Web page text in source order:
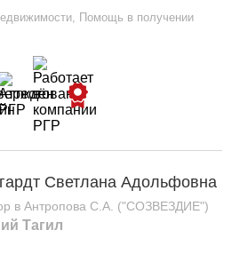
, Помощь в получении
Светлана Адольфовна
в Антропова С.А. ("СОЗВЕЗДИЕ")
Тагил